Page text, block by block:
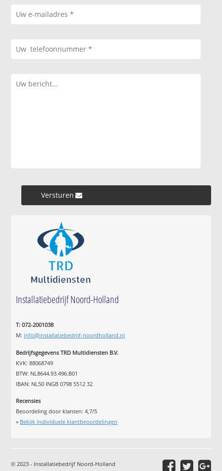
Versturen »
Installatiebedrijf Noord-Holland
T: 072-2001038
M: info@installatiebedrijf-noordholland.nl
Bedrijfsgegevens TRD Multidiensten B.V.
KVK: 88068749
BTW: NL8644.93.496.B01
IBAN: NL50 INGB 0798 5512 32
Recensies
Beoordeling door klanten:4,7/5
» Bekijk individuele klantbeoordelingen
© 2023 - Installatiebedrijf Noord-Holland